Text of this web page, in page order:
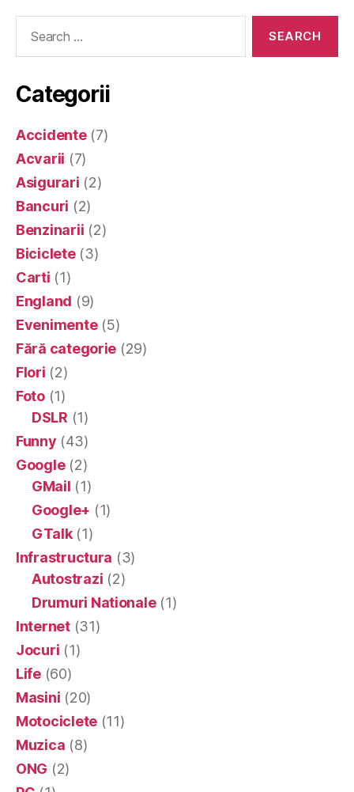
Categorii
Accidente(7)
Acvarii (7)
Asigurari (2)
Bancuri (2)
Benzinarii (2)
Biciclete(3)
Carti (1)
England (9)
Evenimente(5)
Fără categorie (29)
Flori (2)
Foto(1)
DSLR (1)
Funny (43)
Google(2)
GMail (1)
Google+ (1)
GTalk(1)
Infrastructura (3)
Autostrazi (2)
Drumuri Nationale(1)
Internet(31)
Jocuri (1)
Life(60)
Masini (20)
Motociclete (11)
Muzica (8)
ONG (2)